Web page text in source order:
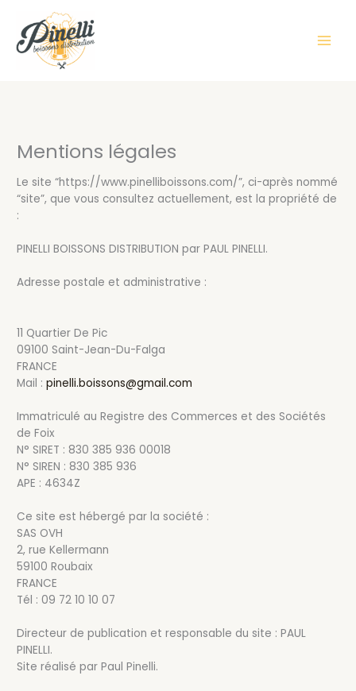
contenu
Mentions légales
Le site “https://www.pinelliboissons.com/”, ci-après nommé
“site”, que vous consultez actuellement, est la propriété de
:
PINELLI BOISSONS DISTRIBUTION par PAUL PINELLI.
Adresse postale et administrative :
11 Quartier De Pic
09100 Saint-Jean-Du-Falga
FRANCE
Mail :pinelli.boissons@gmail.com
Immatriculé au Registre des Commerces et des Sociétés
de Foix
N° SIRET : 830 385 936 00018
N° SIREN : 830 385 936
APE : 4634Z
Ce site est hébergé par la société :
SAS OVH
2, rue Kellermann
59100 Roubaix
FRANCE
Tél : 09 72 10 10 07
Directeur de publication et responsable du site : PAUL
PINELLI.
Site réalisé par Paul Pinelli.